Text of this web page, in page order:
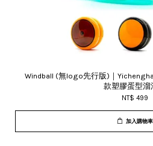
Windball (無logo先行版)｜
款塑膠蛋型溜
NT$ 499
加入購物車